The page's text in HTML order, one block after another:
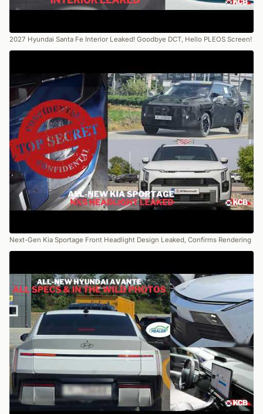
2027 Hyundai Santa Fe Interior Leaked! Goodbye DCT, Hello PLEOS Screen!
Next-Gen Kia Sportage Front Headlight Design Leaked, Confirms Rendering